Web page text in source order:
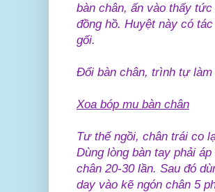
bàn chân, ấn vào thấy
đồng hồ. Huyệt này có
gối.
Đổi bàn chân, trình tự làm
Xoa bóp mu bàn chân
Tư thế ngồi, chân trái co
Dùng lòng bàn tay phải
chân 20-30 lần. Sau đó
day vào kẽ ngón chân 5